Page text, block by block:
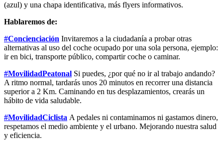
(azul) y una chapa identificativa, más flyers informativos.
Hablaremos de:
#Concienciación Invitaremos a la ciudadanía a probar otras
alternativas al uso del coche ocupado por una sola persona, ejemplo:
ir en bici, transporte público, compartir coche o caminar.
#MovilidadPeatonal Si puedes, ¿por qué no ir al trabajo andando?
A ritmo normal, tardarás unos 20 minutos en recorrer una distancia
superior a 2 Km. Caminando en tus desplazamientos, crearás un
hábito de vida saludable.
#MovilidadCiclista A pedales ni contaminamos ni gastamos dinero,
respetamos el medio ambiente y el urbano. Mejorando nuestra salud
y eficiencia.